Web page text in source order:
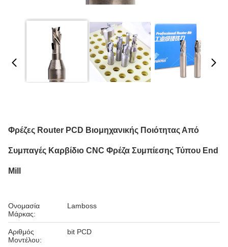
Φρέζες Router PCD Βιομηχανικής Ποιότητας Από
Συμπαγές Καρβίδιο CNC Φρέζα Συμπίεσης Τύπου End
Mill
Ονομασία
Μάρκας:
Lamboss
Αριθμός
Μοντέλου:
bit PCD